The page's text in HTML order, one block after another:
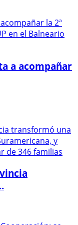
a acompañar